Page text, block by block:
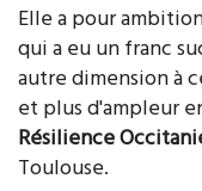
Elle a pour
qui a eu un franc
autre dimension à
et plus d'ampleur
Résilience
Toulouse.